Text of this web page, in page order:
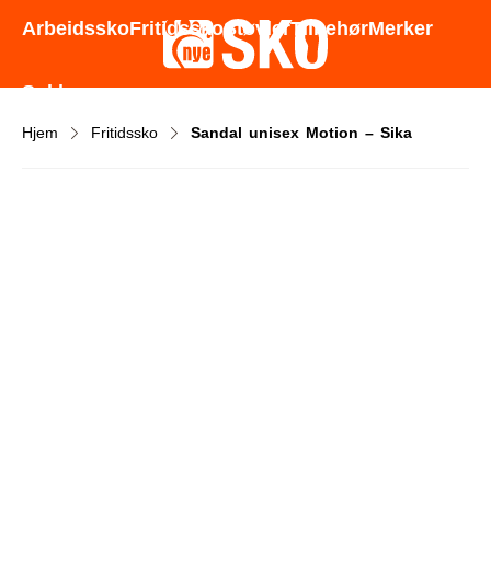
Godt utvalg - Gode priser - Rask levering
ArbeidsskoFritidsskoStøvlerTilbehørMerker
Sokker
Hjem Fritidssko Sandal unisex Motion – Sika